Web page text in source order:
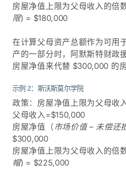
房屋净值上限为父母收入的倍
限) = $180,000
在计算父母资产总额作为可用
产的一部分时，阿默斯特财政
房屋净值来代替 $300,000 的房
示例 2：斯沃斯莫尔学院
政策：房屋净值上限为父母收入
父母收入=$150,000
房屋净值（ 市场价值 – 未偿还
$300,000
房屋净值上限为父母收入的倍
帽) = $225,000